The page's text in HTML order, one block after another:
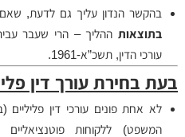
בהקשר הנדון עליך גם לדעת, שאם
בתוצאות
עורכי הדין, תשכ”א-1961.
בעת בחירת עורך דין
לא אחת פונים עורכי דין פליליים
המשפט) ללקוחות פוטנציאליים